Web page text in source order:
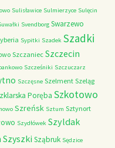
Sulisławice Sulmierzyce Sulęcin
Svendborg Swarzewo
Sypitki Szadek Szadki
Szczaniec Szczecin
Szcześniki Szczuczarz
Szczęsne Szelment Szeląg
Poręba Szkotowo
Szreńsk Sztum Sztynort
Szydłówek Szyldak
Szyszki Sząbruk Sędzice